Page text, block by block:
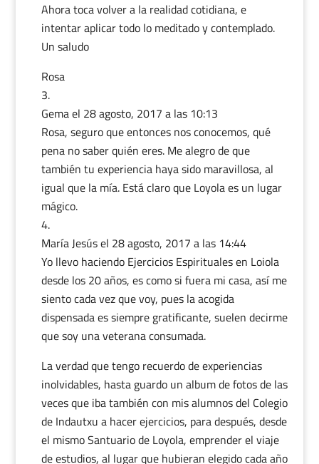
Ahora toca volver a la realidad cotidiana, e
intentar aplicar todo lo meditado y contemplado.
Un saludo
Rosa
Gemael 28 agosto, 2017 a las 10:13
Rosa, seguro que entonces nos conocemos, qué
pena no saber quién eres. Me alegro de que
también tu experiencia haya sido maravillosa, al
igual que la mía. Está claro que Loyola es un lugar
mágico.
María Jesúsel 28 agosto, 2017 a las 14:44
Yo llevo haciendo Ejercicios Espirituales en Loiola
desde los 20 años, es como si fuera mi casa, así me
siento cada vez que voy, pues la acogida
dispensada es siempre gratificante, suelen decirme
que soy una veterana consumada.
La verdad que tengo recuerdo de experiencias
inolvidables, hasta guardo un album de fotos de las
veces que iba también con mis alumnos del Colegio
de Indautxu a hacer ejercicios, para después, desde
el mismo Santuario de Loyola, emprender el viaje
de estudios, al lugar que hubieran elegido cada año